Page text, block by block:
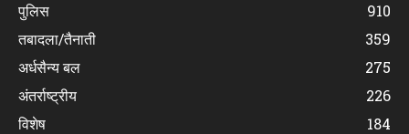
पुलिस
910
तबादला/तैनाती
359
अर्धसैन्य बल
275
अंतर्राष्ट्रीय
226
विशेष
184